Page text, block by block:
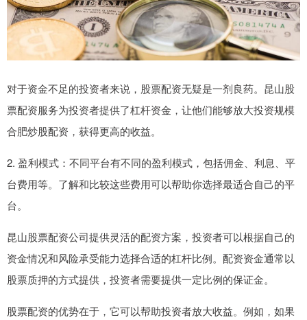
对于资金不足的投资者来说，股票配资无疑是一剂良药。昆山股
票配资服务为投资者提供了杠杆资金，让他们能够放大投资规模
合肥炒股配资，获得更高的收益。
2. 盈利模式：不同平台有不同的盈利模式，包括佣金、利息、平
台费用等。了解和比较这些费用可以帮助你选择最适合自己的平
台。
昆山股票配资公司提供灵活的配资方案，投资者可以根据自己的
资金情况和风险承受能力选择合适的杠杆比例。配资资金通常以
股票质押的方式提供，投资者需要提供一定比例的保证金。
股票配资的优势在于，它可以帮助投资者放大收益。例如，如果